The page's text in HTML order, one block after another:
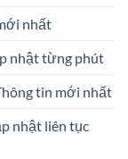
nhất
nhật từng phút
tin mới nhất
nhật liên tục